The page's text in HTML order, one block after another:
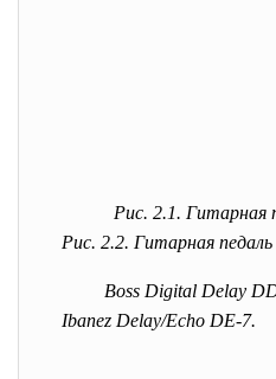
Рис. 2.1.
Рис. 2.2. Гитарная педаль
Boss Digital
Ibanez Delay/Echo DE-7.